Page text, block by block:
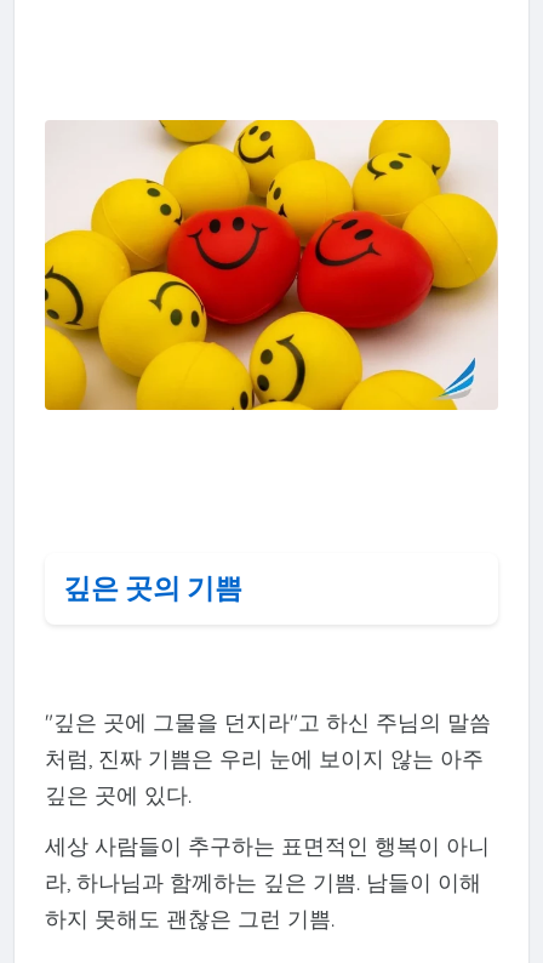
깊은 곳의 기쁨
"깊은 곳에 그물을 던지라"고 하신 주님의 말씀
처럼, 진짜 기쁨은 우리 눈에 보이지 않는 아주
깊은 곳에 있다.
세상 사람들이 추구하는 표면적인 행복이 아니
라, 하나님과 함께하는 깊은 기쁨. 남들이 이해
하지 못해도 괜찮은 그런 기쁨.